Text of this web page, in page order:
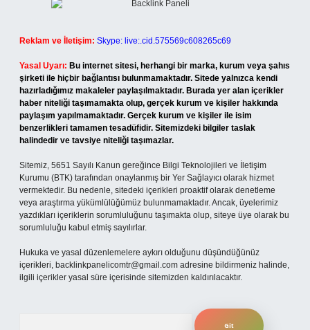
Reklam ve İletişim: Skype: live:.cid.575569c608265c69
Yasal Uyarı: Bu internet sitesi, herhangi bir marka, kurum veya şahıs
şirketi ile hiçbir bağlantısı bulunmamaktadır. Sitede yalnızca kendi
hazırladığımız makaleler paylaşılmaktadır. Burada yer alan içerikler
haber niteliği taşımamakta olup, gerçek kurum ve kişiler hakkında
paylaşım yapılmamaktadır. Gerçek kurum ve kişiler ile isim
benzerlikleri tamamen tesadüfidir. Sitemizdeki bilgiler taslak
halindedir ve tavsiye niteliği taşımazlar.
Sitemiz, 5651 Sayılı Kanun gereğince Bilgi Teknolojileri ve İletişim
Kurumu (BTK) tarafından onaylanmış bir Yer Sağlayıcı olarak hizmet
vermektedir. Bu nedenle, sitedeki içerikleri proaktif olarak denetleme
veya araştırma yükümlülüğümüz bulunmamaktadır. Ancak, üyelerimiz
yazdıkları içeriklerin sorumluluğunu taşımakta olup, siteye üye olarak bu
sorumluluğu kabul etmiş sayılırlar.
Hukuka ve yasal düzenlemelere aykırı olduğunu düşündüğünüz
içerikleri, backlinkpanelicomtr@gmail.com adresine bildirmeniz halinde,
ilgili içerikler yasal süre içerisinde sitemizden kaldırılacaktır.